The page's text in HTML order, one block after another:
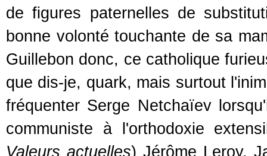
de figures paternelles de
bonne volonté touchante de sa
Guillebon donc, ce catholique
que dis-je, quark, mais surtout
fréquenter Serge Netchaïev
communiste à l'orthodoxie
Valeurs actuelles) Jérôme Leroy,